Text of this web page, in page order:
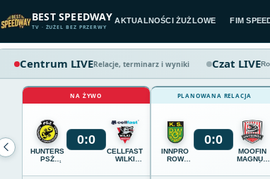
BEST SPEEDWAY
TV · ŻUŻEL BEZ PRZERWY
AKTUALNOŚCI ŻUŻLOWE FIM
Centrum LIVERelacje, terminarz i wyniki Czat LIVE
NA ŻYWO
HUNTERS
PSŻ
0:0
CELLFAST
WILKI
PLANOWANA RELACJA
INNPRO
ROW
0:0
MOOFIN
MAGNUS